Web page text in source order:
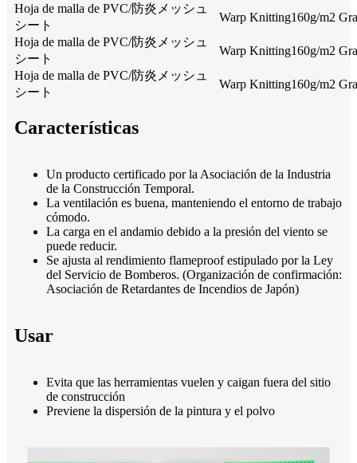
Hoja de malla de PVC/防炎メッシュ
シート
Warp Knitting160g/m2
Hoja de malla de PVC/防炎メッシュ
シート
Warp Knitting160g/m2
Hoja de malla de PVC/防炎メッシュ
シート
Warp Knitting160g/m2
Características
Un producto certificado por la Asociación de la Industria
de la Construcción Temporal.
La ventilación es buena, manteniendo el entorno de trabajo
cómodo.
La carga en el andamio debido a la presión del viento se
puede reducir.
Se ajusta al rendimiento flameproof estipulado por la Ley
del Servicio de Bomberos. (Organización de confirmación:
Asociación de Retardantes de Incendios de Japón)
Usar
Evita que las herramientas vuelen y caigan fuera del sitio
de construcción
Previene la dispersión de la pintura y el polvo